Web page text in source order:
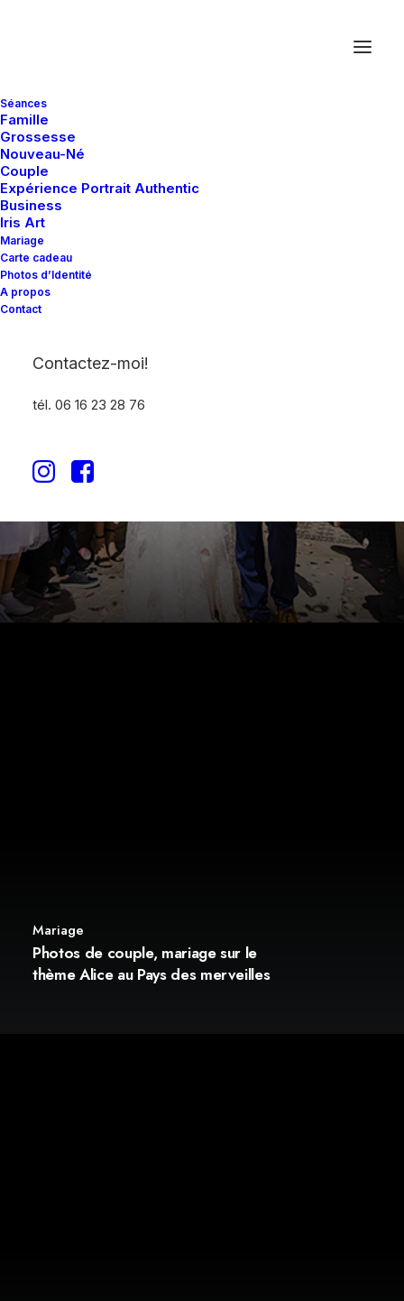
Séances
Famille
Grossesse
Nouveau-Né
Couple
Expérience Portrait Authentic
Business
Iris Art
Mariage
Carte cadeau
Photos d’Identité
A propos
Contact
Contactez-moi!
tél. 06 16 23 28 76
Mariage au Château de
Mariage
Photos de couple, mariage sur le
thème Alice au Pays des merveilles